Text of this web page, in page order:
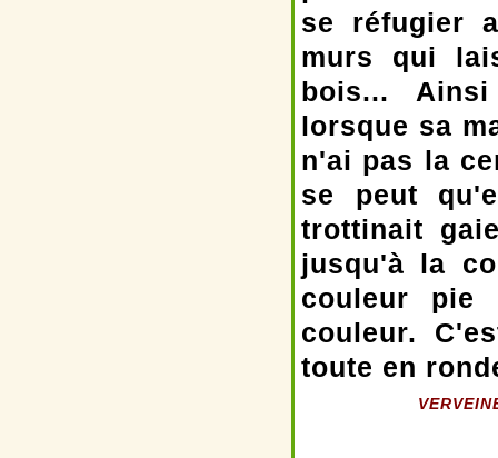
se réfugier
murs qui
bois...
lorsque sa
n'ai pas la
se peut
trottinait
jusqu'à la
couleur pie
couleur.
toute en